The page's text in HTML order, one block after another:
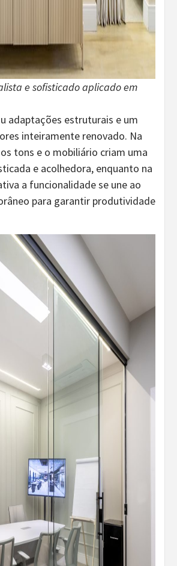
e sofisticado aplicado em
adaptações estruturais e um
inteiramente renovado. Na
tons e o mobiliário criam uma
e acolhedora, enquanto na
a funcionalidade se une ao
para garantir produtividade